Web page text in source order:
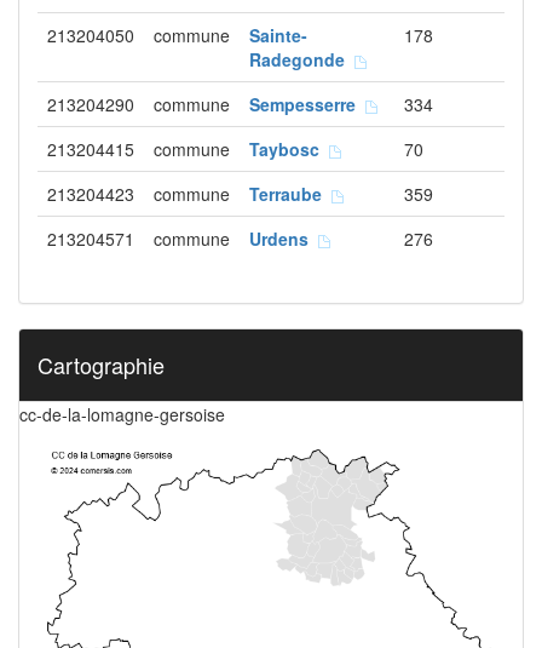
213204050
commune
Sainte-
Radegonde
178
213204290 commune Sempesserre
334
213204415
commune Taybosc
70
213204423
commune Terraube
359
213204571
commune Urdens 276
Cartographie
cc-de-la-lomagne-gersoise